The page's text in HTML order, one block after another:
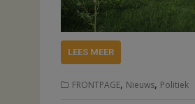
LEES MEER
FRONTPAGE, Nieuws, Politiek